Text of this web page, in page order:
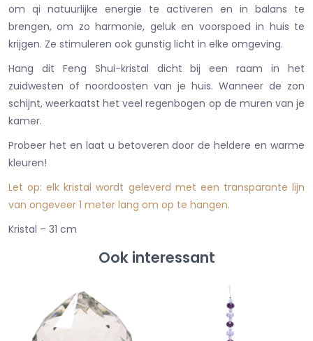
om qi natuurlijke energie te activeren en in balans te
brengen, om zo harmonie, geluk en voorspoed in huis te
krijgen. Ze stimuleren ook gunstig licht in elke omgeving.
Hang dit Feng Shui-kristal dicht bij een raam in het
zuidwesten of noordoosten van je huis. Wanneer de zon
schijnt, weerkaatst het veel regenbogen op de muren van je
kamer.
Probeer het en laat u betoveren door de heldere en warme
kleuren!
Let op: elk kristal wordt geleverd met een transparante lijn
van ongeveer 1 meter lang om op te hangen.
Kristal – 31 cm
Ook interessant